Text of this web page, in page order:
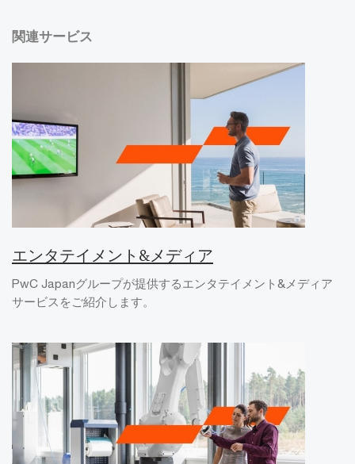
関連サービス
エンタテイメント&メディア
PwC Japanグループが提供するエンタテイメント&メディア
サービスをご紹介します。